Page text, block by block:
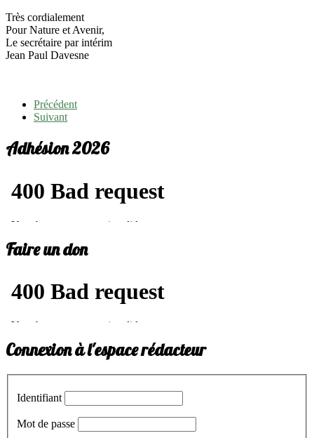
Très cordialement
Pour Nature et Avenir,
Le secrétaire par intérim
Jean Paul Davesne
Précédent
Suivant
Adhésion 2026
Faire un don
Connexion à l'espace rédacteur
Identifiant
Mot de passe